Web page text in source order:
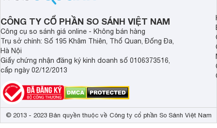
đủ sức thuyết phục người dùng?
CÔNG TY CỔ PHẦN SO SÁNH VIỆT NAM
Công cụ so sánh giá online - Không bán hàng
Trụ sở chính: Số 195 Khâm Thiên, Thổ Quan, Đống Đa,
Hà Nội
Giấy chứng nhận đăng ký kinh doanh số 0106373516,
cấp ngày 02/12/2013
© 2013 - 2023 Bản quyền thuộc về Công ty cổ phần So Sánh Việt Nam